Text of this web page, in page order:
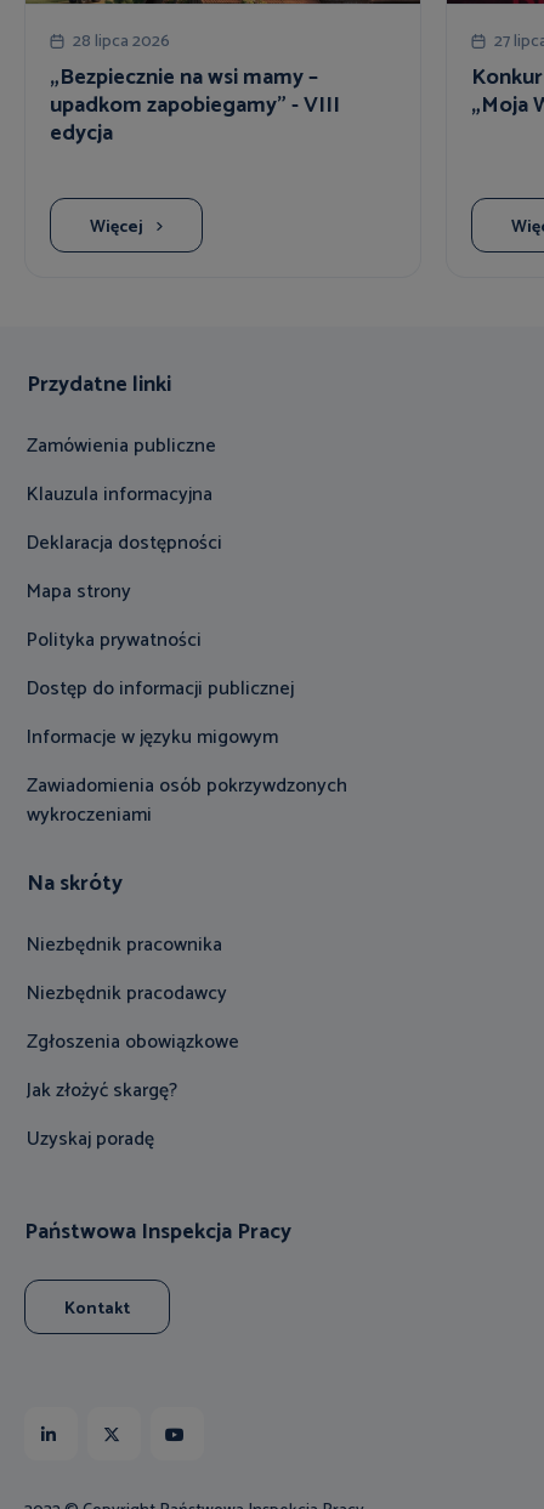
28 lipca 2026
„Bezpiecznie na wsi mamy –
upadkom zapobiegamy” - VIII
edycja
Więcej
27
„Moja
Przydatne linki
Zamówienia publiczne
Klauzula informacyjna
Deklaracja dostępności
Mapa strony
Polityka prywatności
Dostęp do informacji publicznej
Informacje w języku migowym
Zawiadomienia osób pokrzywdzonych
wykroczeniami
Na skróty
Niezbędnik pracownika
Niezbędnik pracodawcy
Zgłoszenia obowiązkowe
Jak złożyć skargę?
Uzyskaj poradę
Państwowa Inspekcja Pracy
Kontakt